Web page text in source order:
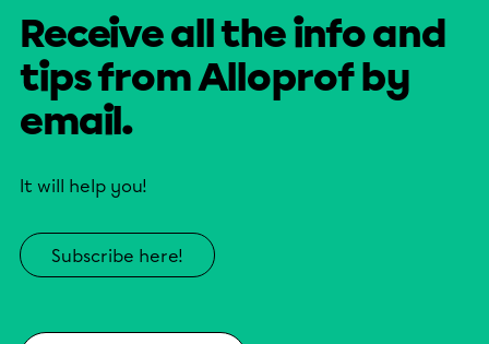
Receive all the info and
tips from Alloprof by
email.
It will help you!
Subscribe here!